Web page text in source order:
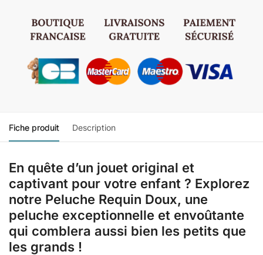
Fiche produit Description
En quête d’un jouet original et
captivant pour votre enfant ? Explorez
notre Peluche Requin Doux, une
peluche exceptionnelle et envoûtante
qui comblera aussi bien les petits que
les grands !